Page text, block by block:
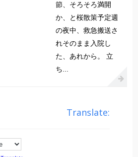
節、そろそろ満開
か、と桜散策予定週
の夜中、救急搬送さ
れそのまま入院し
た、あれから。 立
ち...
Translate: